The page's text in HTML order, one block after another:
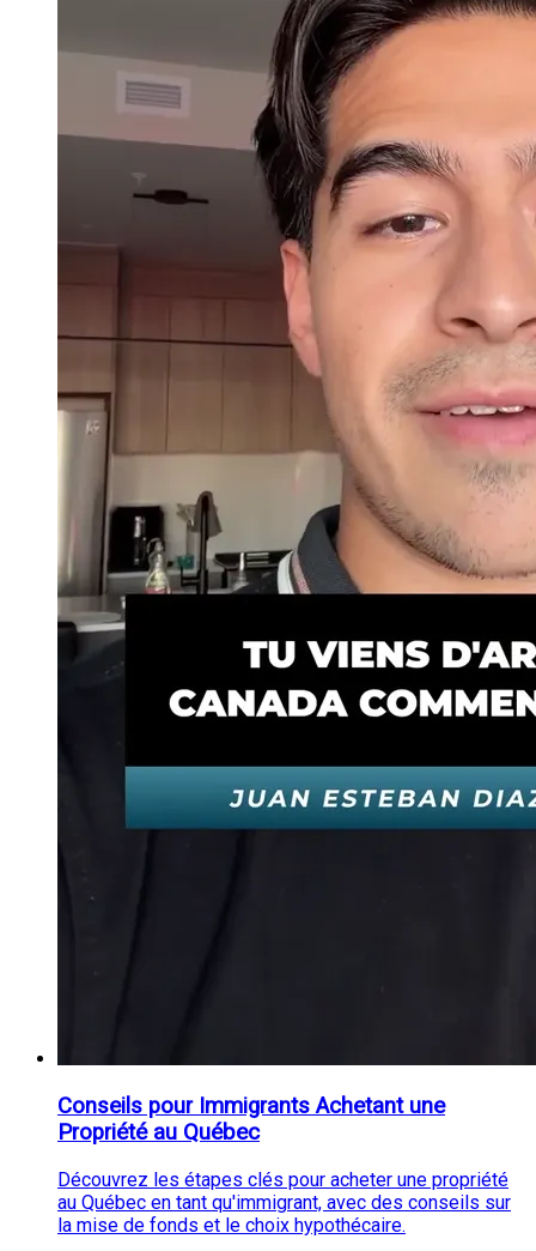
Conseils pour Immigrants Achetant une
Propriété au Québec
Découvrez les étapes clés pour acheter une propriété
au Québec en tant qu'immigrant, avec des conseils sur
la mise de fonds et le choix hypothécaire.